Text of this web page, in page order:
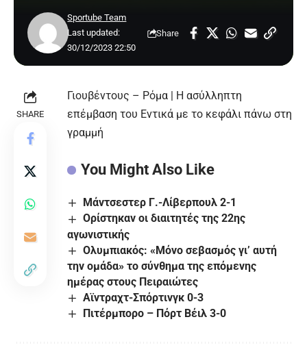
Last updated:
30/12/2023 22:50
Sportube Team
Share
SHARE
Γιουβέντους – Ρόμα | Η ασύλληπτη
επέμβαση του Εντικά με το κεφάλι πάνω στη
γραμμή
You Might Also Like
Μάντσεστερ Γ.-Λίβερπουλ 2-1
Ορίστηκαν οι διαιτητές της 22ης
αγωνιστικής
Ολυμπιακός: «Μόνο σεβασμός γι’ αυτή
την ομάδα» το σύνθημα της επόμενης
ημέρας στους Πειραιώτες
Αϊντραχτ-Σπόρτινγκ 0-3
Πιτέρμπορο – Πόρτ Βέιλ 3-0